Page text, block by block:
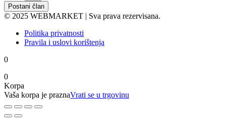
Postani član
© 2025 WEBMARKET | Sva prava rezervisana.
Politika privatnosti
Pravila i uslovi korištenja
0
0
Korpa
Vaša korpa je praznaVrati se u trgovinu